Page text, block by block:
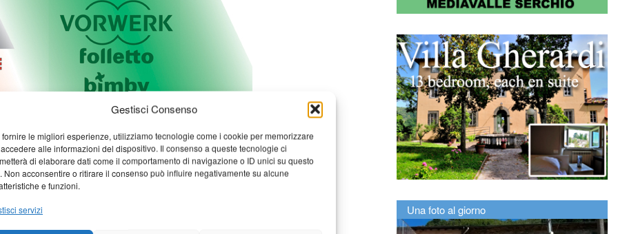
Gestisci Consenso
fornire le migliori esperienze, utilizziamo tecnologie come i cookie per memorizzare
alle informazioni del dispositivo. Il consenso a queste tecnologie ci
di elaborare dati come il comportamento di navigazione o ID unici su questo
Non acconsentire o ritirare il consenso può influire negativamente su alcune
e funzioni.
servizi Una foto al giorno